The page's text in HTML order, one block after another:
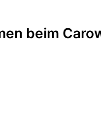
beim